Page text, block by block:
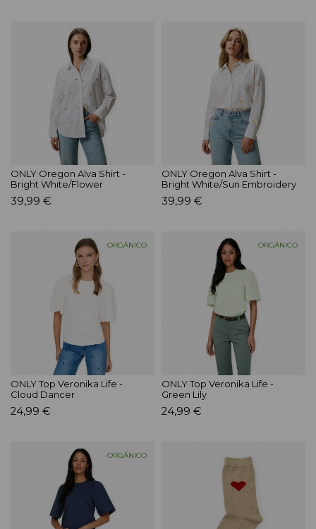
ONLY Oregon Alva Shirt -
Bright White/Flower
39,99 €
ONLY Oregon Alva Shirt -
Bright White/Sun Embroidery
39,99 €
ORGÁNICO
ONLY Top Veronika Life -
Cloud Dancer
24,99 €
ORGÁNICO
ONLY Top Veronika Life -
Green Lily
24,99 €
ORGÁNICO